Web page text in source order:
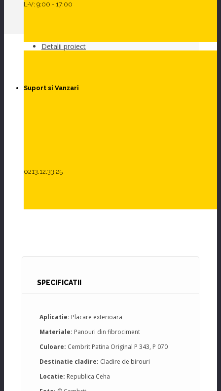
L-V: 9:00 - 17:00
Suport si Vanzari
0213.12.33.25
Detalii proiect
SPECIFICATII
Aplicatie: Placare exterioara
Materiale: Panouri din fibrociment
Culoare: Cembrit Patina Original P 343, P 070
Destinatie cladire: Cladire de birouri
Locatie: Republica Ceha